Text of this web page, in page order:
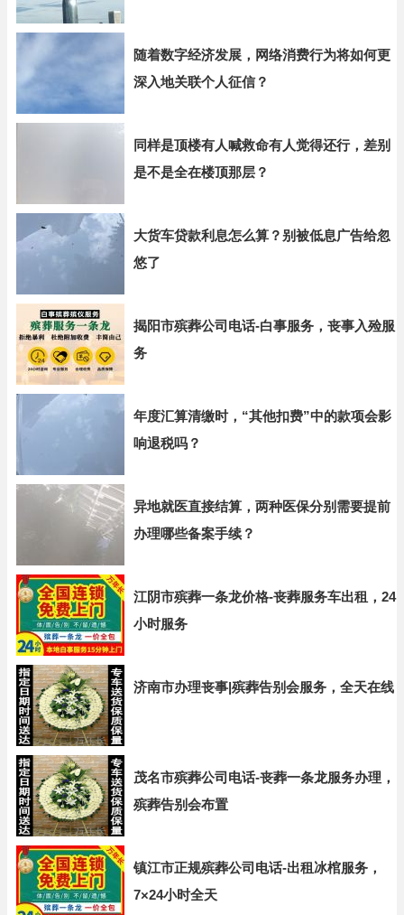
随着数字经济发展，网络消费行为将如何更
深入地关联个人征信？
同样是顶楼有人喊救命有人觉得还行，差别
是不是全在楼顶那层？
大货车贷款利息怎么算？别被低息广告给忽
悠了
揭阳市殡葬公司电话-白事服务，丧事入殓服
务
年度汇算清缴时，“其他扣费”中的款项会影
响退税吗？
异地就医直接结算，两种医保分别需要提前
办理哪些备案手续？
江阴市殡葬一条龙价格-丧葬服务车出租，24
小时服务
济南市办理丧事|殡葬告别会服务，全天在线
茂名市殡葬公司电话-丧葬一条龙服务办理，
殡葬告别会布置
镇江市正规殡葬公司电话-出租冰棺服务，
7×24小时全天